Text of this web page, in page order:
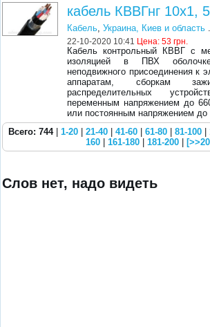
кабель КВВГнг 10х1, 5
Кабель,Украина, Киев и область
22-10-2020 10:41 Цена:53 грн.
Кабель контрольный КВВГ с
изоляцией в ПВХ
неподвижного присоединения к
аппаратам, сборкам
распределительных
переменным напряжением до
или постоянным напряжением до
Всего: 744| 1-20 21-40 41-60 61-80 81-100
160| 161-180| 181-200|
Слов нет, надо видеть